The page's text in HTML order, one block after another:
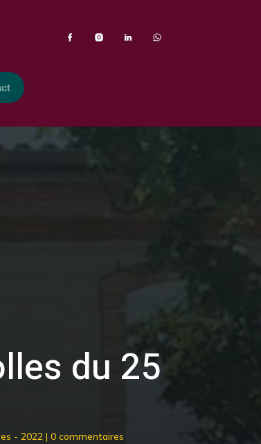
du 25
- 2022| 0 commentaires